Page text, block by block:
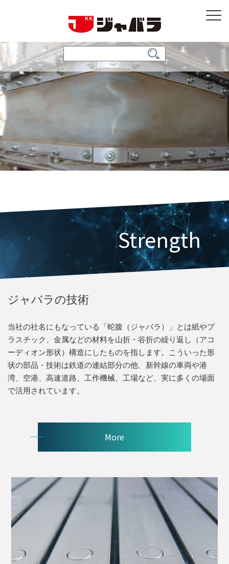
Strength
ジャバラの技術
当社の社名にもなっている「蛇腹（ジャバラ）」とは紙やプ
ラスチック、金属などの材料を山折・谷折の繰り返し（アコ
ーディオン形状）構造にしたものを指します。こういった形
状の部品・技術は鉄道の連結部分の他、新幹線の車両や港
湾、空港、高速道路、工作機械、工場など、実に多くの場面
で活用されています。
More